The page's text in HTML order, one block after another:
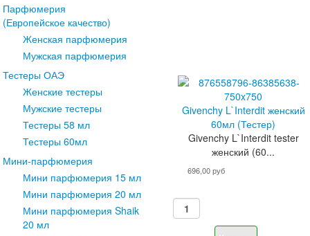
Парфюмерия
(Европейское качество)
Женская парфюмерия
Мужская парфюмерия
Тестеры ОАЭ
Женские тестеры
Мужские тестеры
Тестеры 58 мл
Тестеры 60мл
Мини-парфюмерия
Мини парфюмерия 15 мл
Мини парфюмерия 20 мл
Мини парфюмерия Shaik
20 мл
Givenchy L`Interdit женский
60мл (Тестер)
Givenchy L`Interdit tester
женский (60...
696,00 руб